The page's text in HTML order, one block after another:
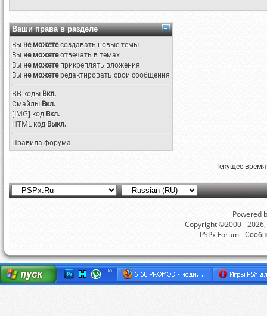
Ваши права в разделе
Вы не можетесоздавать новые темы
Вы не можетеотвечать в темах
Вы не можетеприкреплять вложения
Вы не можетередактировать свои сообщения
BB коды Вкл.
Смайлы Вкл.
[IMG] код Вкл.
HTML код Выкл.
Правила форума
Текущее
Powered
Copyright ©2000 -
PSPx Forum -